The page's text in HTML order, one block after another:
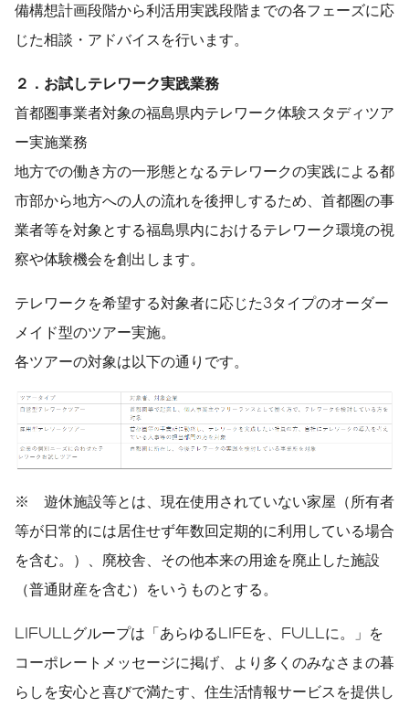
備構想計画段階から利活用実践段階までの各フェーズに応
じた相談・アドバイスを行います。
２．お試しテレワーク実践業務
首都圏事業者対象の福島県内テレワーク体験スタディツア
ー実施業務
地方での働き方の一形態となるテレワークの実践による都
市部から地方への人の流れを後押しするため、首都圏の事
業者等を対象とする福島県内におけるテレワーク環境の視
察や体験機会を創出します。
テレワークを希望する対象者に応じた3タイプのオーダー
メイド型のツアー実施。
各ツアーの対象は以下の通りです。
※ 遊休施設等とは、現在使用されていない家屋（所有者
等が日常的には居住せず年数回定期的に利用している場合
を含む。）、廃校舎、その他本来の用途を廃止した施設
（普通財産を含む）をいうものとする。
LIFULLグループは「あらゆるLIFEを、FULLに。」を
コーポレートメッセージに掲げ、より多くのみなさまの暮
らしを安心と喜びで満たす、住生活情報サービスを提供し